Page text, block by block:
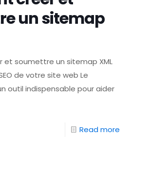
un sitemap
soumettre un sitemap XML
de votre site web Le
outil indispensable pour aider
Read more